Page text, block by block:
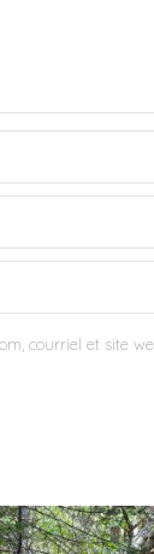
courriel et site